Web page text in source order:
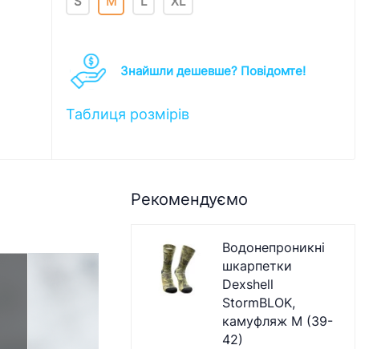
Знайшли дешевше? Повідомте!
Таблиця розмірів
Рекомендуємо
Водонепроникні
шкарпетки
Dexshell
StormBLOK,
камуфляж M (39-
42)